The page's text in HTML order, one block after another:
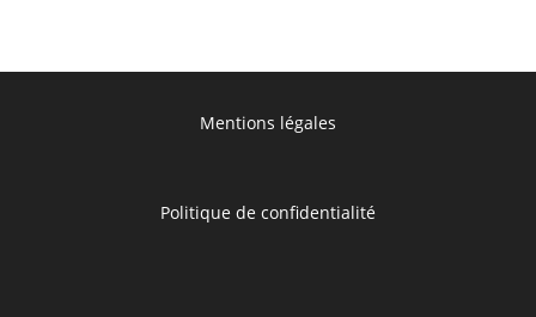
Mentions légales
Politique de confidentialité